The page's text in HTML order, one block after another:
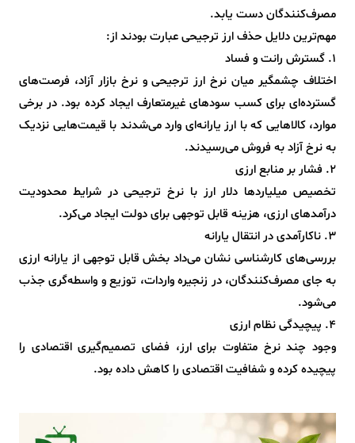
مصرف‌کنندگان دست یابد.
مهم‌ترین دلایل حذف ارز ترجیحی عبارت بودند از:
۱. گسترش رانت و فساد
اختلاف چشمگیر میان نرخ ارز ترجیحی و نرخ بازار آزاد، فرصت‌های
گسترده‌ای برای کسب سودهای غیرمتعارف ایجاد کرده بود. در برخی
موارد، کالاهایی که با ارز یارانه‌ای وارد می‌شدند با قیمت‌هایی نزدیک
به نرخ آزاد به فروش می‌رسیدند.
۲. فشار بر منابع ارزی
تخصیص میلیاردها دلار ارز با نرخ ترجیحی در شرایط محدودیت
درآمدهای ارزی، هزینه قابل توجهی برای دولت ایجاد می‌کرد.
۳. ناکارآمدی در انتقال یارانه
بررسی‌های کارشناسی نشان می‌داد بخش قابل توجهی از یارانه ارزی
به جای مصرف‌کنندگان، در زنجیره واردات، توزیع و واسطه‌گری جذب
می‌شود.
۴. پیچیدگی نظام ارزی
وجود چند نرخ متفاوت برای ارز، فضای تصمیم‌گیری اقتصادی را
پیچیده کرده و شفافیت اقتصادی را کاهش داده بود.